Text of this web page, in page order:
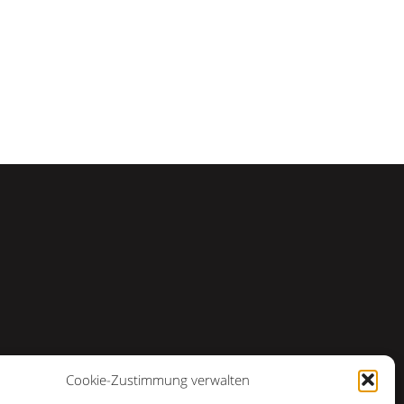
Cookie-Zustimmung verwalten